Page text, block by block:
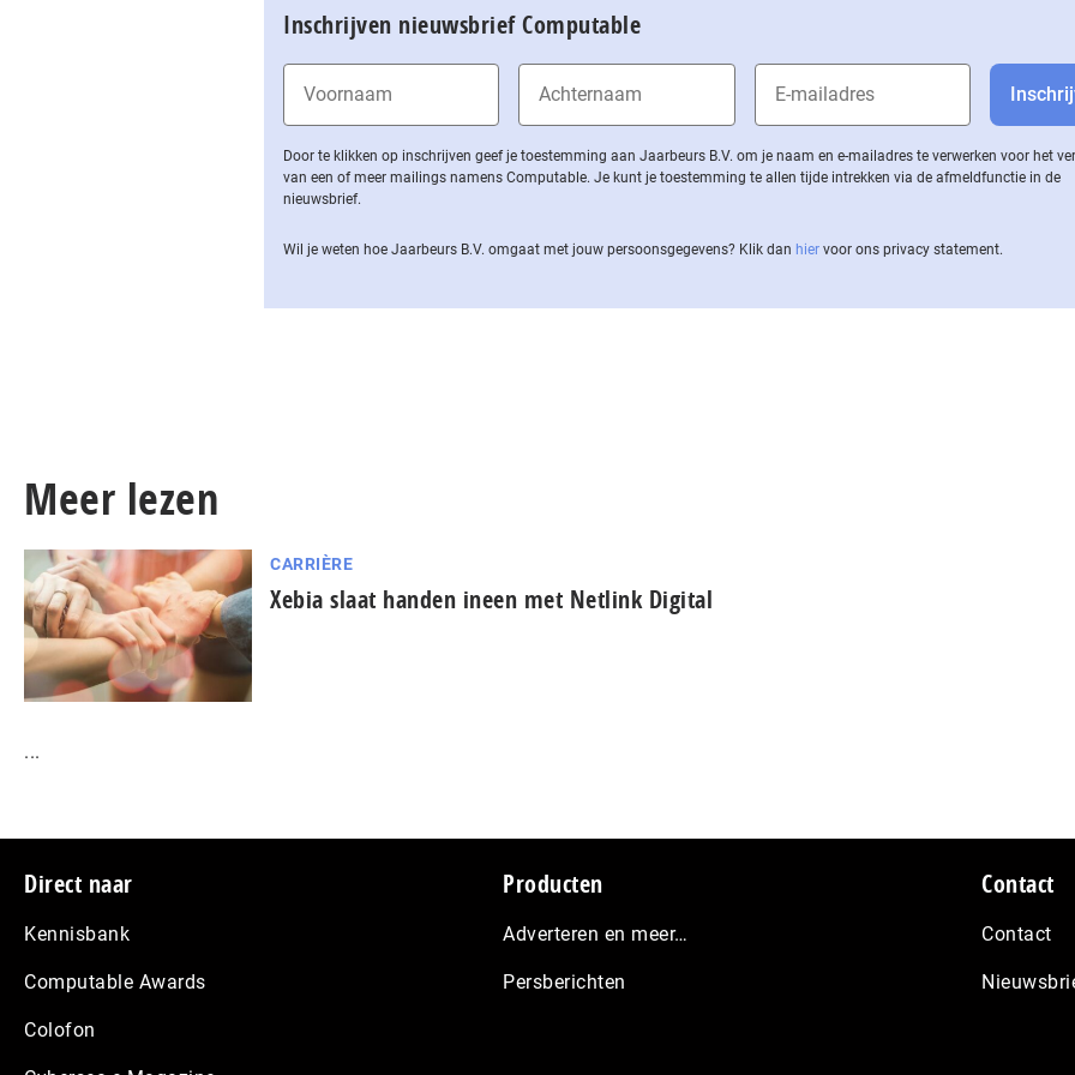
Inschrijven nieuwsbrief Computable
Door te klikken op inschrijven geef je toestemming aan Jaarbeurs B.V. om je naam en e-mailadres te verwerken voor het
van een of meer mailings namens Computable. Je kunt je toestemming te allen tijde intrekken via de af­meld­func­tie in de
nieuwsbrief.
Wil je weten hoe Jaarbeurs B.V. omgaat met jouw per­soons­ge­ge­vens? Klik dan hier voor ons privacy statement.
Meer lezen
CARRIÈRE
Xebia slaat handen ineen met Netlink Digital
...
Footer
Direct naar
Kennisbank
Computable Awards
Colofon
Producten
Adverteren en meer…
Persberichten
Contact
Contact